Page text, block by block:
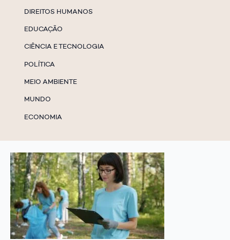
DIREITOS HUMANOS
EDUCAÇÃO
CIÊNCIA E TECNOLOGIA
POLÍTICA
MEIO AMBIENTE
MUNDO
ECONOMIA